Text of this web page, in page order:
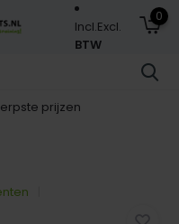
Incl.Excl.
BTW
0
prijzen